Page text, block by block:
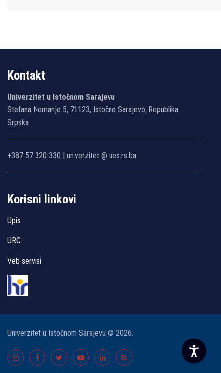
Kontakt
Univerzitet u Istočnom Sarajevu
Stefana Nemanje 5, 71123, Istočno Sarajevo, Republika
Srpska
+387 57 320 330 | univerzitet @ ues.rs.ba
Korisni linkovi
Upis
URC
Veb servisi
Univerzitet u Istočnom Sarajevu © 2026.